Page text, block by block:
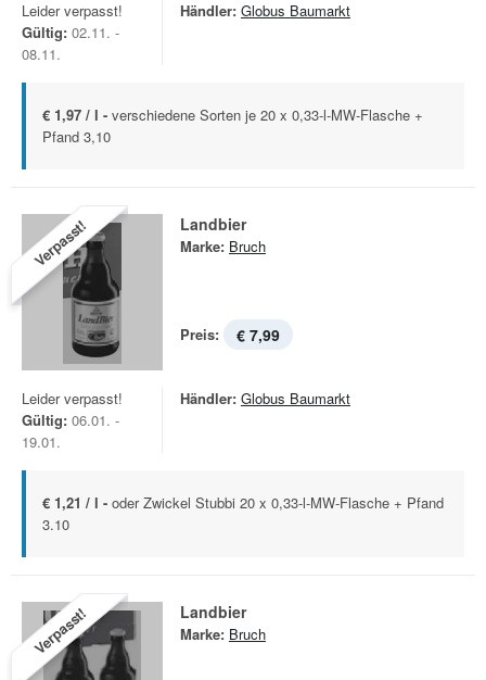
Leider verpasst!
Gültig: 02.11. -
08.11.
Händler: Globus Baumarkt
€ 1,97 / l - verschiedene Sorten je 20 x 0,33-l-MW-Flasche +
Pfand 3,10
Verpasst! Landbier
Marke: Bruch
Preis: € 7,99
Leider verpasst!
Gültig: 06.01. -
19.01.
Händler: Globus Baumarkt
€ 1,21 / l - oder Zwickel Stubbi 20 x 0,33-l-MW-Flasche + Pfand
3.10
Verpasst! Landbier
Marke: Bruch